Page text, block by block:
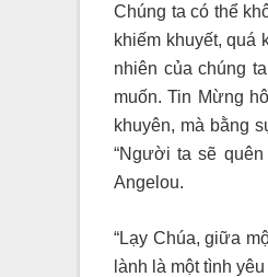
Chúng ta có thể
khiếm khuyết, quá
nhiên của chúng
muốn. Tin Mừng
khuyên, mà bằng
“Người ta sẽ
Angelou.
“Lạy Chúa,giữa
lành là một tình